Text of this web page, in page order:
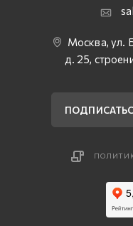
Москва, ул.
д. 25,